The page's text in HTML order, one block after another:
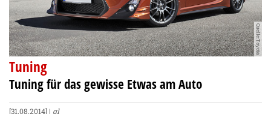
Quelle:Toyota
Tuning
Tuning für das gewisse Etwas am Auto
[31.08.2014] | gl